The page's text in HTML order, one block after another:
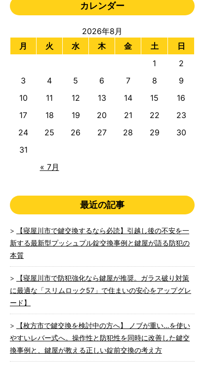
カレンダー
2026年8月
月
火 水 木 金 土 日
« 7月
1
2
3
4 5 6 7 8
9
10
11 12 13 14 15
16
17
18 19 20 21 22
23
24
25 26 27 28 29
30
31
最近の記事
【寝屋川市で鍵交換するなら必読】引越し後の不安を一
新する最新型プッシュプル錠交換事例と鍵屋が語る防犯の
本質
【寝屋川市で防犯強化なら鍵屋が推奨。ガラス破り対策
に最適な「スリムロック57」で住まいの安心をアップグレ
ード】
【枚方市で鍵交換を検討中の方へ】 ノブが重い…を使い
やすいレバー式へ。操作性と防犯性を同時に改善した鍵交
換事例と、鍵屋が教える正しい錠前交換の考え方